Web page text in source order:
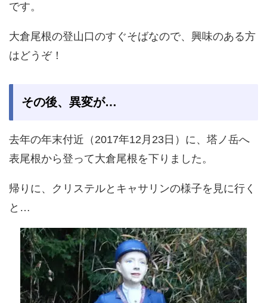
です。
大倉尾根の登山口のすぐそばなので、興味のある方
はどうぞ！
その後、異変が…
去年の年末付近（2017年12月23日）に、塔ノ岳へ
表尾根から登って大倉尾根を下りました。
帰りに、クリステルとキャサリンの様子を見に行く
と…